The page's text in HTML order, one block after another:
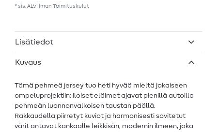
* sis. ALV ilman Toimituskulut
Lisätiedot
Kuvaus
Tämä pehmeä jersey tuo heti hyvää mieltä jokaiseen
ompeluprojektiin: iloiset eläimet ajavat pienillä autoilla
pehmeän luonnonvalkoisen taustan päällä.
Rakkaudella piirretyt kuviot ja harmonisesti sovitetut
värit antavat kankaalle leikkisän, modernin ilmeen, joka